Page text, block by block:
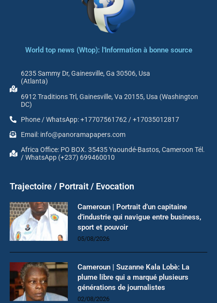
World top news (Wtop): l'Information à bonne source
6235 Sammy Dr, Gainesville, Ga 30506, Usa
(Atlanta)
6912 Traditions Trl, Gainesville, Va 20155, Usa (Washington
DC)
Phone / WhatsApp: +17707561762 / +17035012817
Email: info@panoramapapers.com
Africa Office: PO BOX. 35435 Yaoundé-Bastos, Cameroon Tél.
/ WhatsApp (+237) 699460010
Trajectoire / Portrait / Evocation
Cameroun | Portrait d’un capitaine
d’industrie qui navigue entre business,
sport et pouvoir
05/08/2026
Cameroun | Suzanne Kala Lobè: La
plume libre qui a marqué plusieurs
générations de journalistes
02/08/2026